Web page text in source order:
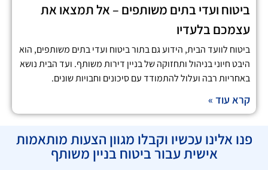
ביטוח ועדי בתים משותפים – אל תמצאו את
עצמכם בלעדיו
ביטוח לוועד הבית, הידוע גם בתור ביטוח ועדי בתים משותפים, הוא
היבט חיוני בניהול ותחזוקה של בניין דירות משותף. ועד הבית נושא
באחריות רבה ועלול להתמודד עם סיכונים וחבויות שונים.
קרא עוד »
פנו אלינו עכשיו וקבלו מגוון הצעות מותאמות
אישית עבור ביטוח בניין משותף